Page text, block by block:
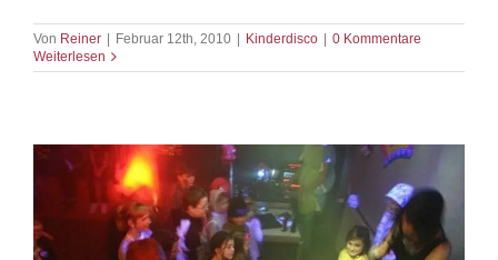
Von Reiner Februar 12th, 2010 Kinderdisco
0 Kommentare
Weiterlesen